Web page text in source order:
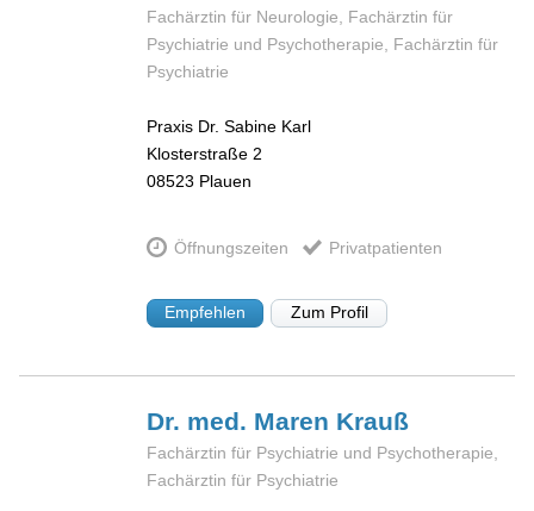
Fachärztin für Neurologie, Fachärztin für
Psychiatrie und Psychotherapie, Fachärztin für
Psychiatrie
Praxis Dr. Sabine Karl
Klosterstraße 2
08523 Plauen
Öffnungszeiten Privatpatienten
Empfehlen Zum Profil
Dr. med. Maren Krauß
Fachärztin für Psychiatrie und Psychotherapie,
Fachärztin für Psychiatrie